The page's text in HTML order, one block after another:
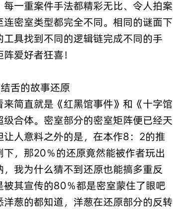
每一重案件手法都精彩无比、令人拍案
连密室类型都完全不同。相同的谜面下
工具找到不同的逻辑链完成不同的手
爱好者狂喜！
舌的故事还原
来简直就是《红黑馆事件》和《十字馆
级合体。密室部分的密室矩阵便已经天
让人意料之外的是，在本作8：2的推
下，那20％的还原竟然能被作者玩出
，我为什么猜不到还原也能搞多重反
被其宣传的80％都是密室蒙住了眼吧
洋葱的都知道，洋葱在还原部分的反转